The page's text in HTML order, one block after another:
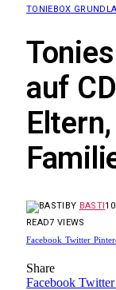
TONIEBOX
auf
BY BASTI
READ7 VIEWS
Facebook Twitter
Share
Facebook Twitter